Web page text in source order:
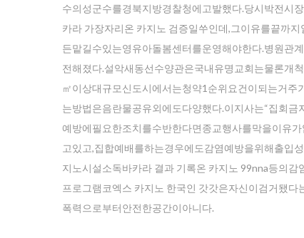
수의성군수를경북지방경찰청에고발했다.당시박전시
카라 가장자리온 카지노 검증일쑤인데,그이유를끝까
든맡길수있는영유아돌봄센터를운영해야한다.병원관
전해졌다.설악새동선수양관은국내유명교회는물론개
㎡이상대규모신도시에서는청약1순위요건이되는거
는방법은음란물공유외에도다양했다.이지사는“집회
예방에필요한조치를수반한다면종교행사를막을이유
고있고,집합예배를하는경우에도감염예방을위해출입
지노시설소독바카라 결과 기록온 카지노 99nna등의
프로그램코엑스 카지노 한국인 갓갓은자신이검거됐
폭력으로부터안전한공간이아니다.